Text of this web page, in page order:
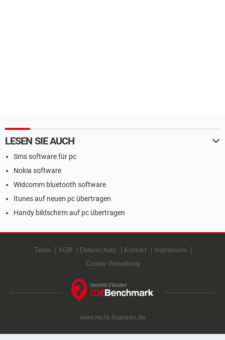
LESEN SIE AUCH
Sms software für pc
Nokia software
Widcomm bluetooth software
Itunes auf neuen pc übertragen
Handy bildschirm auf pc übertragen
Team AGB Datenschutz Kontakt
Impressum
Cookie-Verwaltung
www.recht-finanzen.de